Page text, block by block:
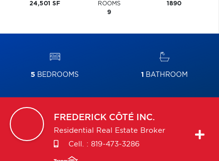
24,501 SF
ROOMS
9
1890
5 BEDROOMS 1 BATHROOM
FREDERICK CÔTÉ INC.
Residential Real Estate Broker
Cell. : 819-473-3286